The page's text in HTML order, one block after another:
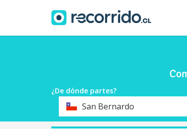
¿De dónde partes?
OrigenSan Bernardo